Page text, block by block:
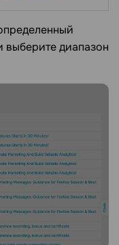
выберите диапазон